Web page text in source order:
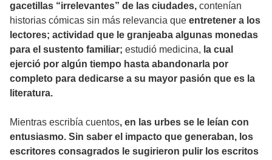
gacetillas “irrelevantes” de las ciudades, contenían
historias cómicas sin más relevancia que entretener a los
lectores; actividad que le granjeaba algunas monedas
para el sustento familiar; estudió medicina, la cual
ejerció por algún tiempo hasta abandonarla por
completo para dedicarse a su mayor pasión que es la
literatura.
Mientras escribía cuentos, en las urbes se le leían con
entusiasmo. Sin saber el impacto que generaban, los
escritores consagrados le sugirieron pulir los escritos